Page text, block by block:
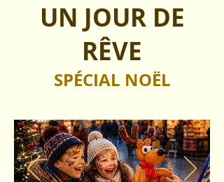
UN JOUR DE
RÊVE
SPÉCIAL NOËL